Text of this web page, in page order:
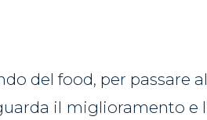
del food, per passare
il miglioramento e